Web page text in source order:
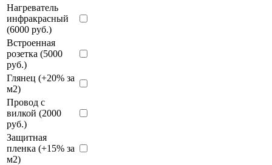
Нагреватель
инфракрасный
(6000 руб.)
Встроенная
розетка (5000
руб.)
Глянец (+20% за
м2)
Провод с
вилкой (2000
руб.)
Защитная
пленка (+15% за
м2)